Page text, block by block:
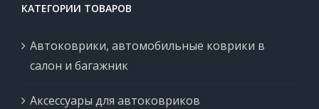
КАТЕГОРИИ ТОВАРОВ
Автоковрики, автомобильные коврики в
салон и багажник
Аксессуары для автоковриков